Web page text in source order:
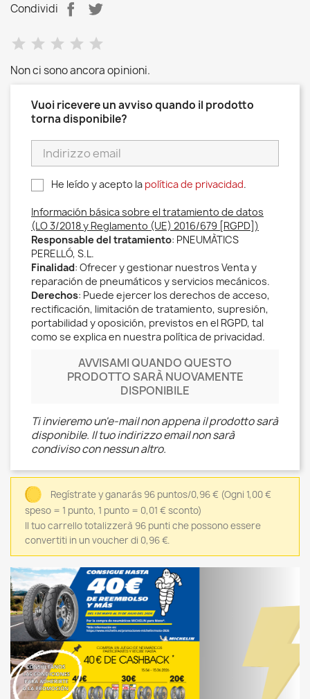
Condividi
Non ci sono ancora opinioni.
Vuoi ricevere un avviso quando il prodotto
torna disponibile?
He leído y acepto la política de privacidad.
Información básica sobre el tratamiento de datos
(LO 3/2018 y Reglamento (UE) 2016/679 [RGPD])
Responsable del tratamiento: PNEUMÀTICS
PERELLÓ, S.L.
Finalidad: Ofrecer y gestionar nuestros Venta y
reparación de pneumáticos y servicios mecánicos.
Derechos: Puede ejercer los derechos de acceso,
rectificación, limitación de tratamiento, supresión,
portabilidad y oposición, previstos en el RGPD, tal
como se explica en nuestra política de privacidad.
AVVISAMI QUANDO QUESTO
PRODOTTO SARÀ NUOVAMENTE
DISPONIBILE
Ti invieremo un'e-mail non appena il prodotto sarà
disponibile. Il tuo indirizzo email non sarà
condiviso con nessun altro.
Regístrate y ganarás 96 puntos/0,96 € (Ogni 1,00 €
speso = 1 punto, 1 punto = 0,01 € sconto)
Il tuo carrello totalizzerà 96 punti che possono essere
convertiti in un voucher di 0,96 €.